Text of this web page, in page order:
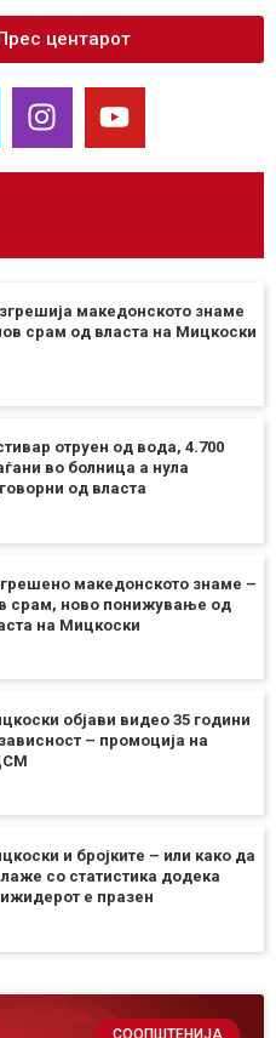
центарот
македонското знаме
срам од власта на Мицкоски
отруен од вода, 4.700
во болница а нула
од власта
македонското знаме –
срам, ново понижување од
на Мицкоски
објави видео 35 години
– промоција на
и бројките – или како да
со статистика додека
е празен
СООПШТЕНИЈА